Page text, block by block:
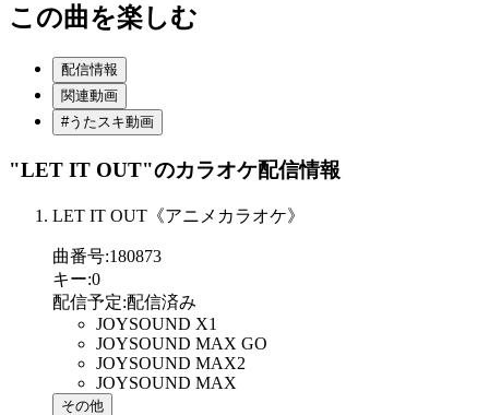
この曲を楽しむ
配信情報
関連動画
#うたスキ動画
"LET IT OUT"のカラオケ配信情報
LET IT OUT《アニメカラオケ》
曲番号:180873
キー:0
配信予定:配信済み
JOYSOUND X1
JOYSOUND MAX GO
JOYSOUND MAX2
JOYSOUND MAX
その他